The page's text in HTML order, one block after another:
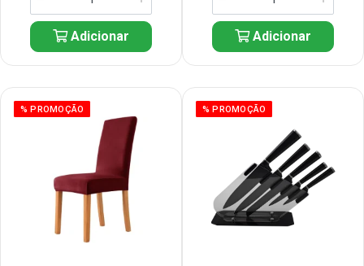
Adicionar Adicionar
% PROMOÇÃO % PROMOÇÃO